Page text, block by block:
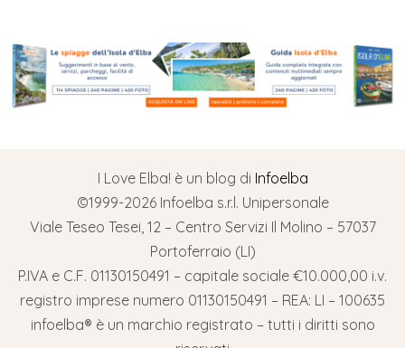
I Love Elba! è un blog di Infoelba
©1999-2026 Infoelba s.r.l. Unipersonale
Viale Teseo Tesei, 12 – Centro Servizi Il Molino – 57037
Portoferraio (LI)
P.IVA e C.F. 01130150491 – capitale sociale €10.000,00 i.v.
registro imprese numero 01130150491 – REA: LI – 100635
infoelba® è un marchio registrato – tutti i diritti sono